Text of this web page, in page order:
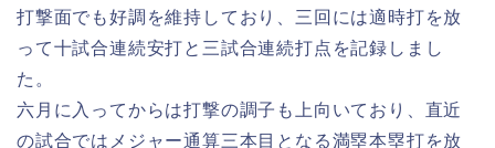
打撃面でも好調を維持しており、三回には適時打を放
って十試合連続安打と三試合連続打点を記録しまし
た。
六月に入ってからは打撃の調子も上向いており、直近
の試合ではメジャー通算三本目となる満塁本塁打を放